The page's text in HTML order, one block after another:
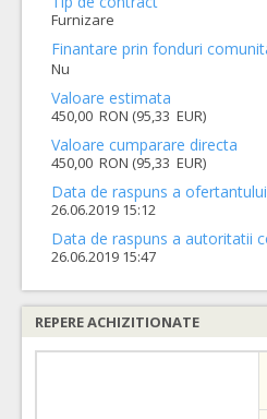
Furnizare
Finantare prin fonduri
Nu
Valoare estimata
450,00 RON (95,33 EUR)
Valoare cumparare directa
450,00 RON (95,33 EUR)
Data de raspuns a ofertantului
26.06.2019 15:12
Data de raspuns a autoritatii
26.06.2019 15:47
REPERE ACHIZITIONATE